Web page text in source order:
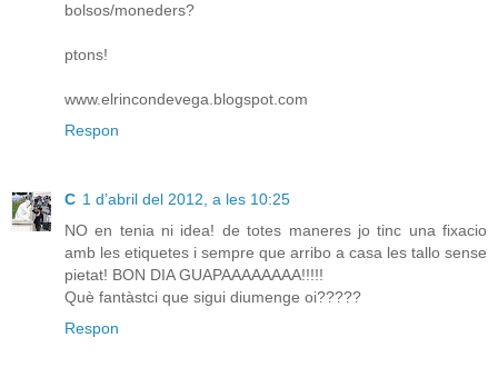
bolsos/moneders?
ptons!
www.elrincondevega.blogspot.com
Respon
C 1 d’abril del 2012, a les 10:25
NO en tenia ni idea! de totes maneres jo tinc una fixacio
amb les etiquetes i sempre que arribo a casa les tallo sense
pietat! BON DIA GUAPAAAAAAAA!!!!!
Què fantàstci que sigui diumenge oi?????
Respon